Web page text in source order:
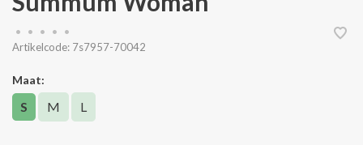
• • • •
•
Artikelcode: 7s7957-70042
Maat:
S M L